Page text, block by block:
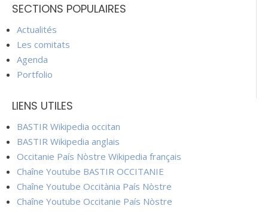
SECTIONS POPULAIRES
Actualités
Les comitats
Agenda
Portfolio
LIENS UTILES
BASTIR Wikipedia occitan
BASTIR Wikipedia anglais
Occitanie País Nòstre Wikipedia français
Chaîne Youtube BASTIR OCCITANIE
Chaîne Youtube Occitània País Nòstre
Chaîne Youtube Occitanie País Nòstre